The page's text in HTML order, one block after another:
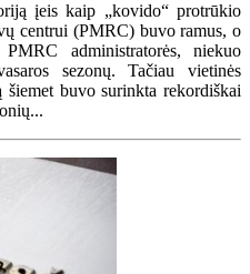
įeis kaip „kovido“ protrūkio
centrui (PMRC) buvo ramus, o
administratorės, niekuo
sezonų. Tačiau vietinės
buvo surinkta rekordiškai